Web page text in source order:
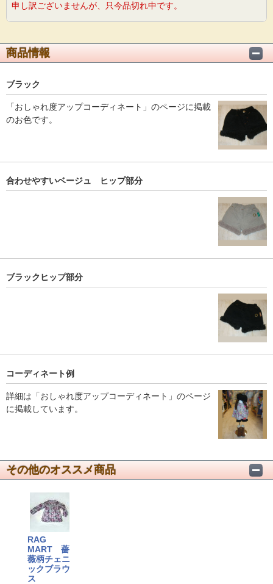
申し訳ございませんが、只今品切れ中です。
商品情報
ブラック
「おしゃれ度アップコーディネート」のページに掲載
のお色です。
合わせやすいベージュ ヒップ部分
ブラックヒップ部分
コーディネート例
詳細は「おしゃれ度アップコーディネート」のページ
に掲載しています。
その他のオススメ商品
RAG
MART 薔
薇柄チェニ
ックブラウ
ス